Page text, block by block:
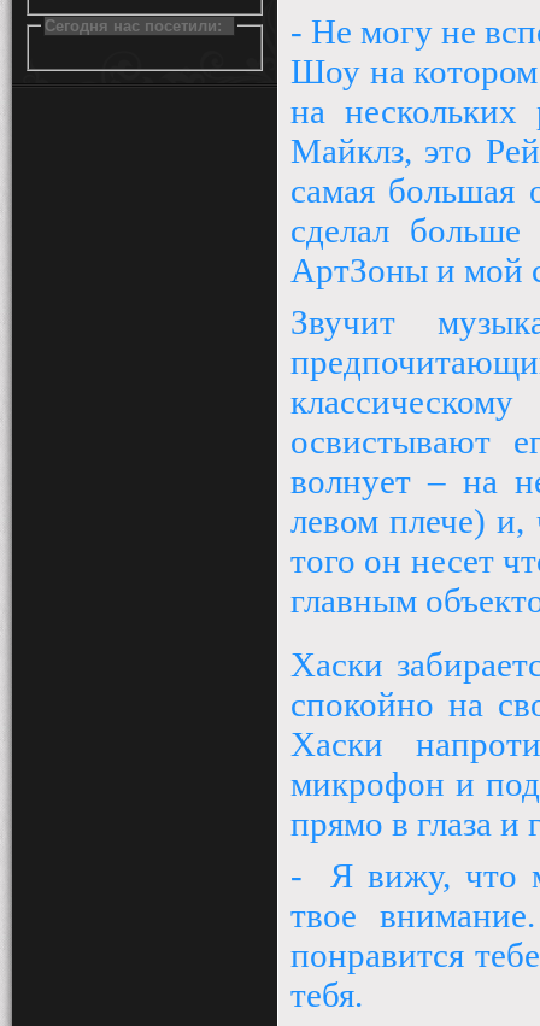
Сегодня нас посетили:
- Не могу не
Шоу на
на
Майклз, это
самая
сделал
АртЗоны и мой
Звучит
освистывают
волнует – на
левом плече) и,
того он несет
главным
Хаски
спокойно на
Хаски
микрофон и
прямо в глаза и
-
Я вижу, что
твое
понравится
тебя.